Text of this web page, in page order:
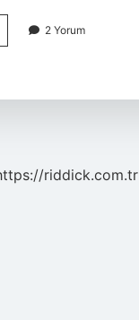
2 Yorum
riddick.com.tr